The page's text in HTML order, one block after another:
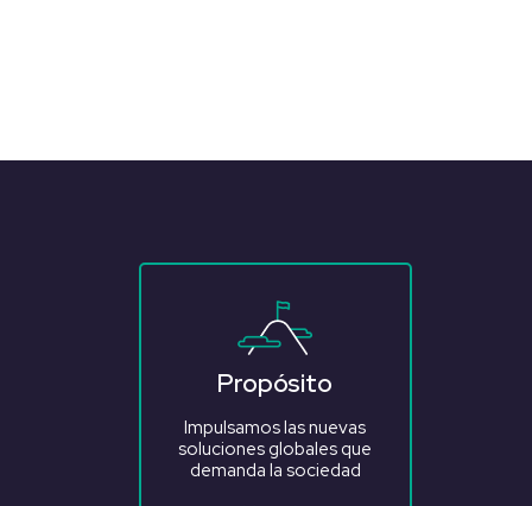
Propósito
Impulsamos las nuevas
soluciones globales que
demanda la sociedad